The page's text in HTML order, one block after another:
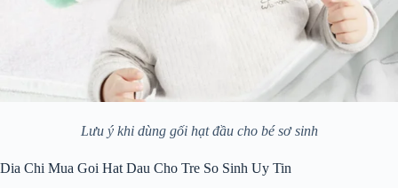
Lưu ý khi dùng gối hạt đầu cho bé sơ sinh
Dia Chi Mua Goi Hat Dau Cho Tre So Sinh Uy Tin